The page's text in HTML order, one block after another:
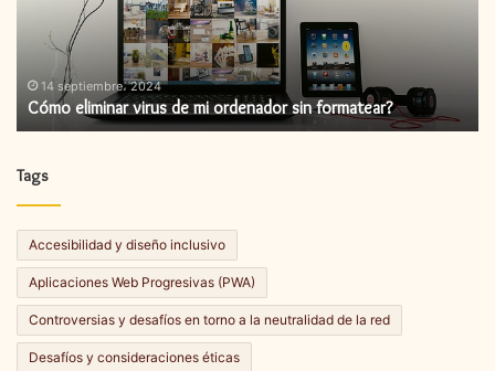
ordenador
formatear?
14 septiembre، 2024
Cómo eliminar virus de mi ordenador sin formatear?
Tags
Accesibilidad y diseño inclusivo
Aplicaciones Web Progresivas (PWA)
Controversias y desafíos en torno a la neutralidad de la red
Desafíos y consideraciones éticas